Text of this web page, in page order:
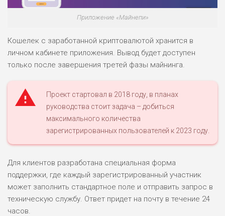
Приложение «Майнепи»
Кошелек с заработанной криптовалютой хранится в
личном кабинете приложения. Вывод будет доступен
только после завершения третей фазы майнинга.
Проект стартовал в 2018 году, в планах
руководства стоит задача – добиться
максимального количества
зарегистрированных пользователей к 2023 году.
Для клиентов разработана специальная форма
поддержки, где каждый зарегистрированный участник
может заполнить стандартное поле и отправить запрос в
техническую службу. Ответ придет на почту в течение 24
часов.